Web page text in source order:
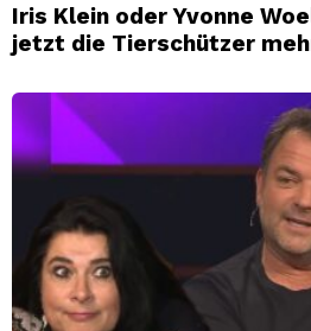
Iris Klein oder Yvonne
jetzt die Tierschützer